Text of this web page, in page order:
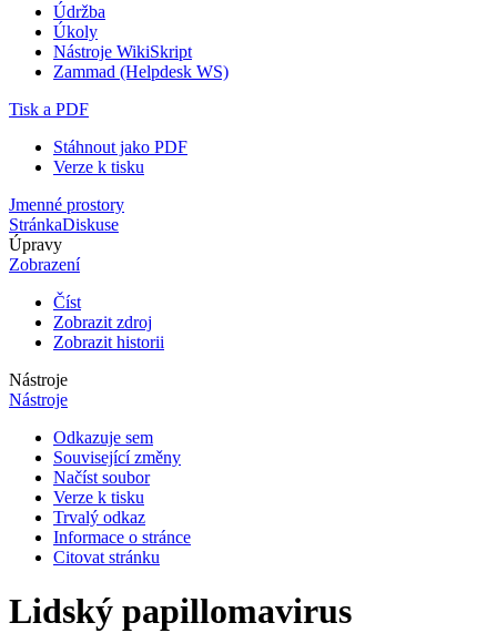
Údržba
Úkoly
Nástroje WikiSkript
Zammad (Helpdesk WS)
Tisk a PDF
Stáhnout jako PDF
Verze k tisku
Jmenné prostory
StránkaDiskuse
Úpravy
Zobrazení
Číst
Zobrazit zdroj
Zobrazit historii
Nástroje
Nástroje
Odkazuje sem
Související změny
Načíst soubor
Verze k tisku
Trvalý odkaz
Informace o stránce
Citovat stránku
Lidský papillomavirus